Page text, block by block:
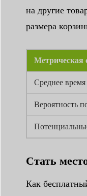
на другие
размера
Метрическая
Среднее
Вероятность
Стать
Как